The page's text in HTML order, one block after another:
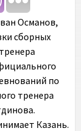
Османов,
сборных
по
тренера
Казань.